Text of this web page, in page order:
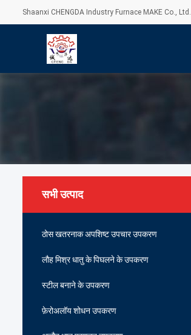
Shaanxi CHENGDA Industry Furnace MAKE Co., Ltd.
सभी उत्पाद
ठोस खतरनाक अपशिष्ट उपचार उपकरण
लौह मिश्र धातु के पिघलने के उपकरण
स्टील बनाने के उपकरण
फ़ेरोअलॉय शोधन उपकरण